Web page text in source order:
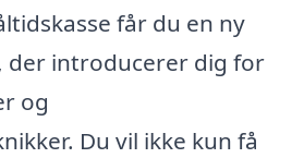
får du en ny
der introducerer dig for
og
Du vil ikke kun få